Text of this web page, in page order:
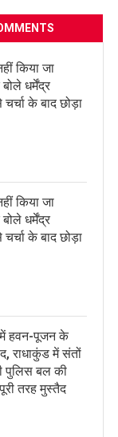
किया जा
धर्मेंद्र
के बाद छोड़ा
किया जा
धर्मेंद्र
के बाद छोड़ा
में हवन-पूजन के
राधाकुंड में संतों
पुलिस बल की
तरह मुस्तैद